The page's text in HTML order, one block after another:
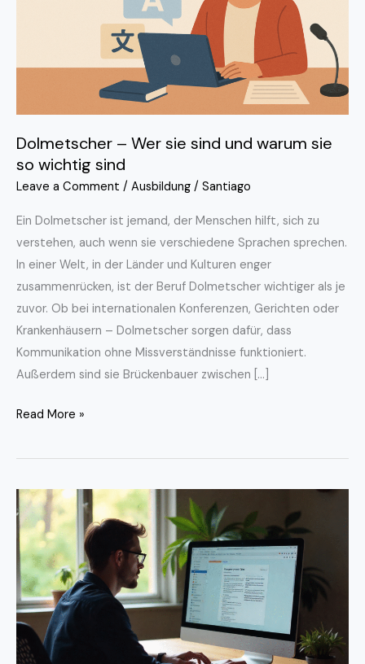
Dolmetscher – Wer sie sind und warum sie
so wichtig sind
Leave a Comment / Ausbildung / Santiago
Ein Dolmetscher ist jemand, der Menschen hilft, sich zu
verstehen, auch wenn sie verschiedene Sprachen sprechen.
In einer Welt, in der Länder und Kulturen enger
zusammenrücken, ist der Beruf Dolmetscher wichtiger als je
zuvor. Ob bei internationalen Konferenzen, Gerichten oder
Krankenhäusern – Dolmetscher sorgen dafür, dass
Kommunikation ohne Missverständnisse funktioniert.
Außerdem sind sie Brückenbauer zwischen […]
Read More »
DeepL
Write:
Der
smarte
Schreibassistent
für
klare
Texte